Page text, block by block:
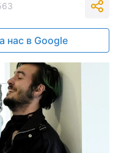
нас в Google